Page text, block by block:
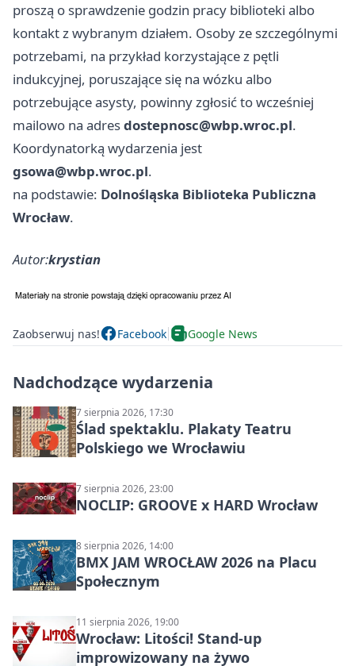
proszą o sprawdzenie godzin pracy biblioteki albo
kontakt z wybranym działem. Osoby ze szczególnymi
potrzebami, na przykład korzystające z pętli
indukcyjnej, poruszające się na wózku albo
potrzebujące asysty, powinny zgłosić to wcześniej
mailowo na adresdostepnosc@wbp.wroc.pl.
Koordynatorką wydarzenia jest
gsowa@wbp.wroc.pl.
na podstawie: Dolnośląska Biblioteka Publiczna
Wrocław.
Autor:krystian
Zaobserwuj nas! Facebook Google News
Nadchodzące wydarzenia
7 sierpnia 2026, 17:30
Ślad spektaklu. Plakaty Teatru
Polskiego we Wrocławiu
7 sierpnia 2026, 23:00
NOCLIP: GROOVE x HARD Wrocław
8 sierpnia 2026, 14:00
BMX JAM WROCŁAW 2026 na Placu
Społecznym
11 sierpnia 2026, 19:00
Wrocław: Litości! Stand-up
improwizowany na żywo